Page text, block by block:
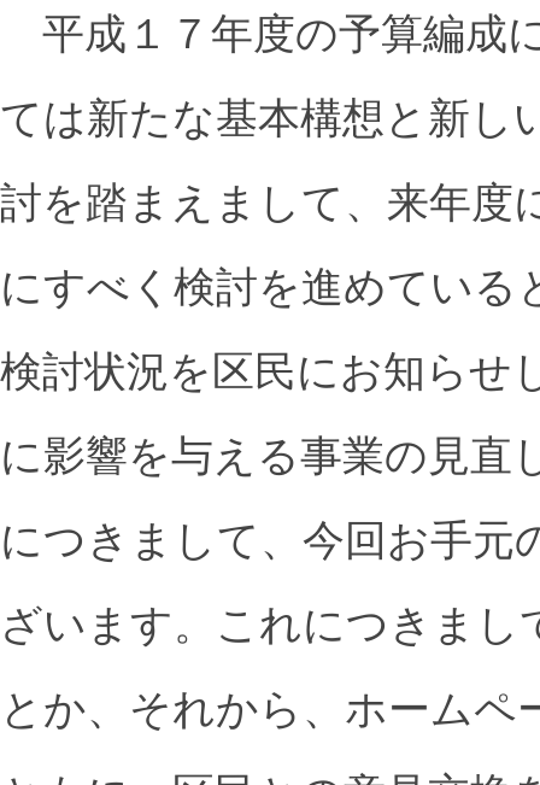
平成１７年度の予算編成
ては新たな基本構想と新し
討を踏まえまして、来年度
にすべく検討を進めてい
検討状況を区民にお知らせ
に影響を与える事業の見直
につきまして、今回お手
ざいます。これにつきまし
とか、それから、ホーム